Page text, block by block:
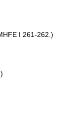
I 261-262.)